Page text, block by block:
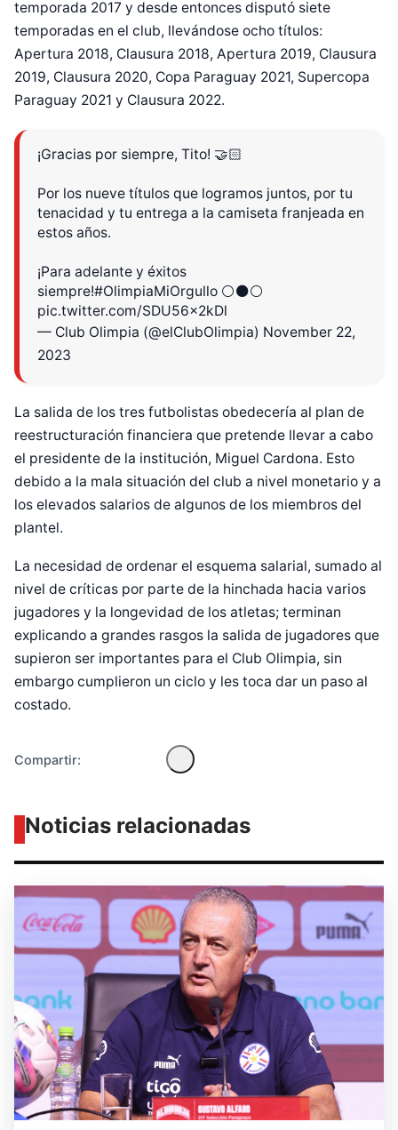
temporada 2017 y desde entonces disputó siete
temporadas en el club, llevándose ocho títulos:
Apertura 2018, Clausura 2018, Apertura 2019, Clausura
2019, Clausura 2020, Copa Paraguay 2021, Supercopa
Paraguay 2021 y Clausura 2022.
¡Gracias por siempre, Tito! 🤝🏻
Por los nueve títulos que logramos juntos, por tu
tenacidad y tu entrega a la camiseta franjeada en
estos años.
¡Para adelante y éxitos
siempre!#OlimpiaMiOrgullo ⚪️⚫️⚪️
pic.twitter.com/SDU56x2kDl
— Club Olimpia (@elClubOlimpia) November 22,
2023
La salida de los tres futbolistas obedecería al plan de
reestructuración financiera que pretende llevar a cabo
el presidente de la institución, Miguel Cardona. Esto
debido a la mala situación del club a nivel monetario y a
los elevados salarios de algunos de los miembros del
plantel.
La necesidad de ordenar el esquema salarial, sumado al
nivel de críticas por parte de la hinchada hacia varios
jugadores y la longevidad de los atletas; terminan
explicando a grandes rasgos la salida de jugadores que
supieron ser importantes para el Club Olimpia, sin
embargo cumplieron un ciclo y les toca dar un paso al
costado.
Compartir:
Diseñado por Shiro
Noticias relacionadas